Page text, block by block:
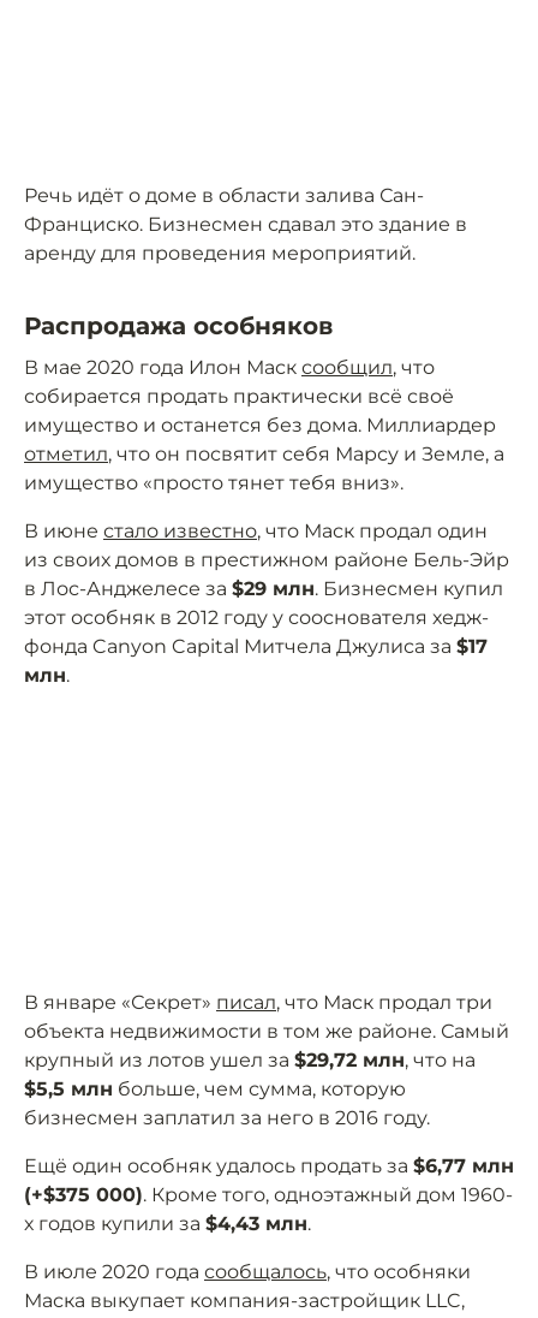
Речь идёт о доме в области залива Сан-
Франциско. Бизнесмен сдавал это здание в
аренду для проведения мероприятий.
Распродажа особняков
В мае 2020 года Илон Маск сообщил, что
собирается продать практически всё своё
имущество и останется без дома. Миллиардер
отметил, что он посвятит себя Марсу и Земле, а
имущество «просто тянет тебя вниз».
В июне стало известно, что Маск продал один
из своих домов в престижном районе Бель-Эйр
в Лос-Анджелесе за $29 млн. Бизнесмен купил
этот особняк в 2012 году у сооснователя хедж-
фонда Canyon Capital Митчела Джулиса за $17
млн.
В январе «Секрет» писал, что Маск продал три
объекта недвижимости в том же районе. Самый
крупный из лотов ушел за $29,72 млн, что на
$5,5 млн больше, чем сумма, которую
бизнесмен заплатил за него в 2016 году.
Ещё один особняк удалось продать за $6,77 млн
(+$375 000). Кроме того, одноэтажный дом 1960-
х годов купили за $4,43 млн.
В июле 2020 года сообщалось, что особняки
Маска выкупает компания-застройщик LLC,